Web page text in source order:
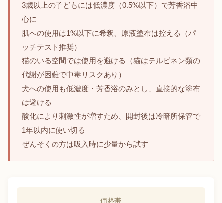
3歳以上の子どもには低濃度（0.5%以下）で芳香浴中
心に
肌への使用は1%以下に希釈、原液塗布は控える（パ
ッチテスト推奨）
猫のいる空間では使用を避ける（猫はテルピネン類の
代謝が困難で中毒リスクあり）
犬への使用も低濃度・芳香浴のみとし、直接的な塗布
は避ける
酸化により刺激性が増すため、開封後は冷暗所保管で
1年以内に使い切る
ぜんそくの方は吸入時に少量から試す
価格帯